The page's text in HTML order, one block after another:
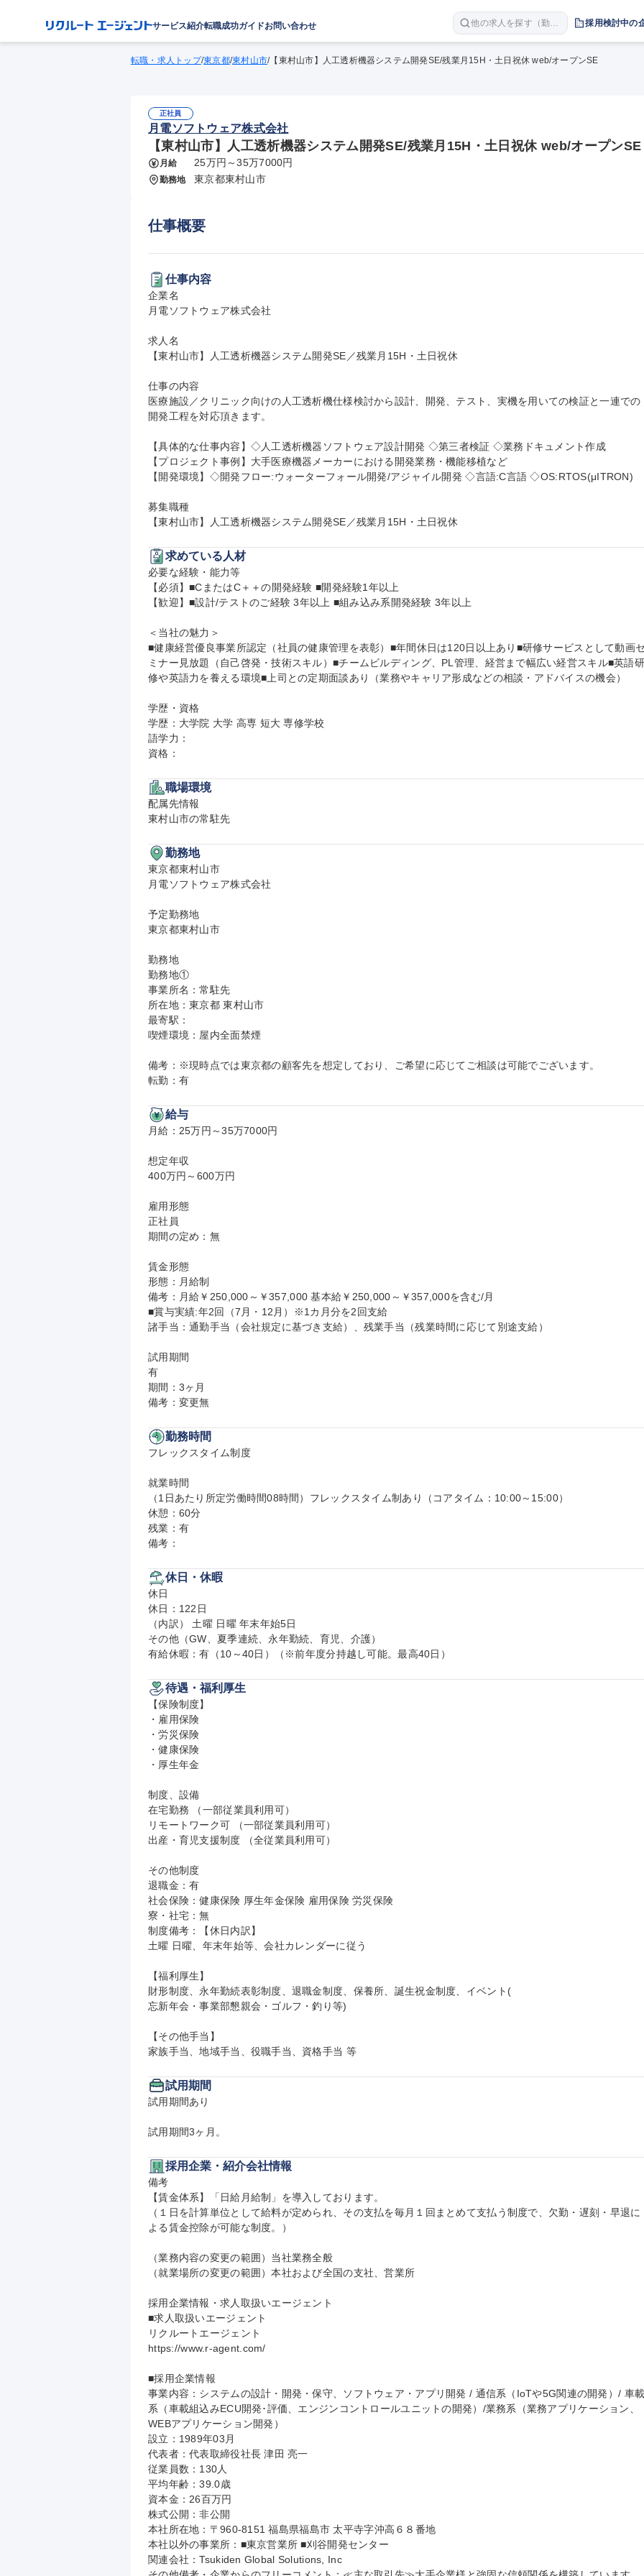
サービス紹介転職成功ガイドお問い合わせ
他の求人を探す（勤務
地 職種 年収など）
採用検討中の
転職・求人トップ/東京都/東村山市/【東村山市】人工透析機器システム開発SE/残業月15H・土日祝休 web/オープンSE
正社員
月電ソフトウェア株式会社
【東村山市】人工透析機器システム開発SE/残業月15H・土日祝休 web/オープンSE
月給 25万円～35万7000円
勤務地 東京都東村山市
仕事概要
仕事内容
企業名
月電ソフトウェア株式会社
求人名
【東村山市】人工透析機器システム開発SE／残業月15H・土日祝休
仕事の内容
医療施設／クリニック向けの人工透析機仕様検討から設計、開発、テスト、実機を用いての検証と一連での
開発工程を対応頂きます。
【具体的な仕事内容】◇人工透析機器ソフトウェア設計開発 ◇第三者検証 ◇業務ドキュメント作成
【プロジェクト事例】大手医療機器メーカーにおける開発業務・機能移植など
【開発環境】◇開発フロー:ウォーターフォール開発/アジャイル開発 ◇言語:C言語 ◇OS:RTOS(μITRON)
募集職種
【東村山市】人工透析機器システム開発SE／残業月15H・土日祝休
求めている人材
必要な経験・能力等
【必須】■CまたはC＋＋の開発経験 ■開発経験1年以上
【歓迎】■設計/テストのご経験 3年以上 ■組み込み系開発経験 3年以上
＜当社の魅力＞
■健康経営優良事業所認定（社員の健康管理を表彰）■年間休日は120日以上あり■研修サービスとして動画
ミナー見放題（自己啓発・技術スキル）■チームビルディング、PL管理、経営まで幅広い経営スキル■英語
修や英語力を養える環境■上司との定期面談あり（業務やキャリア形成などの相談・アドバイスの機会）
学歴・資格
学歴：大学院 大学 高専 短大 専修学校
語学力：
資格：
職場環境
配属先情報
東村山市の常駐先
勤務地
東京都東村山市
月電ソフトウェア株式会社
予定勤務地
東京都東村山市
勤務地
勤務地①
事業所名：常駐先
所在地：東京都 東村山市
最寄駅：
喫煙環境：屋内全面禁煙
備考：※現時点では東京都の顧客先を想定しており、ご希望に応じてご相談は可能でございます。
転勤：有
給与
月給：25万円～35万7000円
想定年収
400万円～600万円
雇用形態
正社員
期間の定め：無
賃金形態
形態：月給制
備考：月給￥250,000～￥357,000 基本給￥250,000～￥357,000を含む/月
■賞与実績:年2回（7月・12月）※1カ月分を2回支給
諸手当：通勤手当（会社規定に基づき支給）、残業手当（残業時間に応じて別途支給）
試用期間
有
期間：3ヶ月
備考：変更無
勤務時間
フレックスタイム制度
就業時間
（1日あたり所定労働時間08時間）フレックスタイム制あり（コアタイム：10:00～15:00）
休憩：60分
残業：有
備考：
休日・休暇
休日
休日：122日
（内訳） 土曜 日曜 年末年始5日
その他（GW、夏季連続、永年勤続、育児、介護）
有給休暇：有（10～40日）（※前年度分持越し可能。最高40日）
待遇・福利厚生
【保険制度】
・雇用保険
・労災保険
・健康保険
・厚生年金
制度、設備
在宅勤務 （一部従業員利用可）
リモートワーク可 （一部従業員利用可）
出産・育児支援制度 （全従業員利用可）
その他制度
退職金：有
社会保険：健康保険 厚生年金保険 雇用保険 労災保険
寮・社宅：無
制度備考：【休日内訳】
土曜 日曜、年末年始等、会社カレンダーに従う
【福利厚生】
財形制度、永年勤続表彰制度、退職金制度、保養所、誕生祝金制度、イベント(
忘新年会・事業部懇親会・ゴルフ・釣り等)
【その他手当】
家族手当、地域手当、役職手当、資格手当 等
試用期間
試用期間あり
試用期間3ヶ月。
採用企業・紹介会社情報
備考
【賃金体系】「日給月給制」を導入しております。
（１日を計算単位として給料が定められ、その支払を毎月１回まとめて支払う制度で、欠勤・遅刻・早退に
よる賃金控除が可能な制度。）
（業務内容の変更の範囲）当社業務全般
（就業場所の変更の範囲）本社および全国の支社、営業所
採用企業情報・求人取扱いエージェント
■求人取扱いエージェント
リクルートエージェント
https://www.r-agent.com/
■採用企業情報
事業内容：システムの設計・開発・保守、ソフトウェア・アプリ開発 / 通信系（IoTや5G関連の開発）/ 車
系（車載組込みECU開発･評価、エンジンコントロールユニットの開発）/業務系（業務アプリケーション、
WEBアプリケーション開発）
設立：1989年03月
代表者：代表取締役社長 津田 亮一
従業員数：130人
平均年齢：39.0歳
資本金：26百万円
株式公開：非公開
本社所在地：〒960-8151 福島県福島市 太平寺字沖高６８番地
本社以外の事業所：■東京営業所 ■刈谷開発センター
関連会社：Tsukiden Global Solutions, Inc